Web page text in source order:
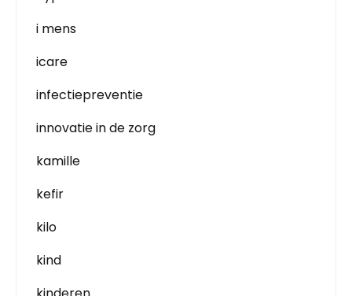
i mens
icare
infectiepreventie
innovatie in de zorg
kamille
kefir
kilo
kind